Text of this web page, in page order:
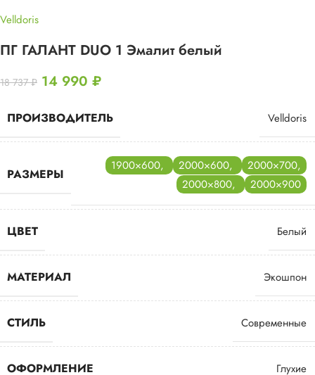
Velldoris
ПГ ГАЛАНТ DUO 1 Эмалит белый
18 737₽ 14 990 ₽
ПРОИЗВОДИТЕЛЬ Velldoris
РАЗМЕРЫ
1900×600, 2000×600, 2000×700,
2000×800, 2000×900
ЦВЕТ Белый
МАТЕРИАЛ Экошпон
СТИЛЬ Современные
ОФОРМЛЕНИЕ Глухие